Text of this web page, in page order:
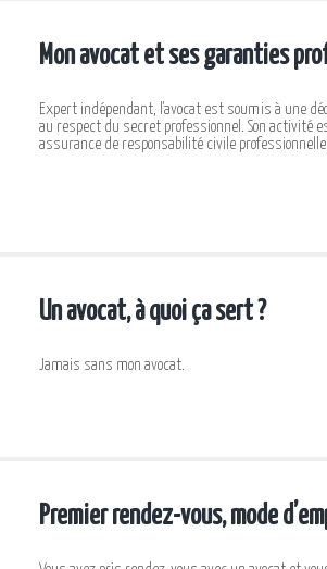
Mon avocat et ses garanties
Expert indépendant, l'avocat est soumis à une
au respect du secret professionnel. Son activité
assurance de responsabilité civile professionnelle.
Un avocat, à quoi ça sert ?
Jamais sans mon avocat.
Premier rendez-vous, mode